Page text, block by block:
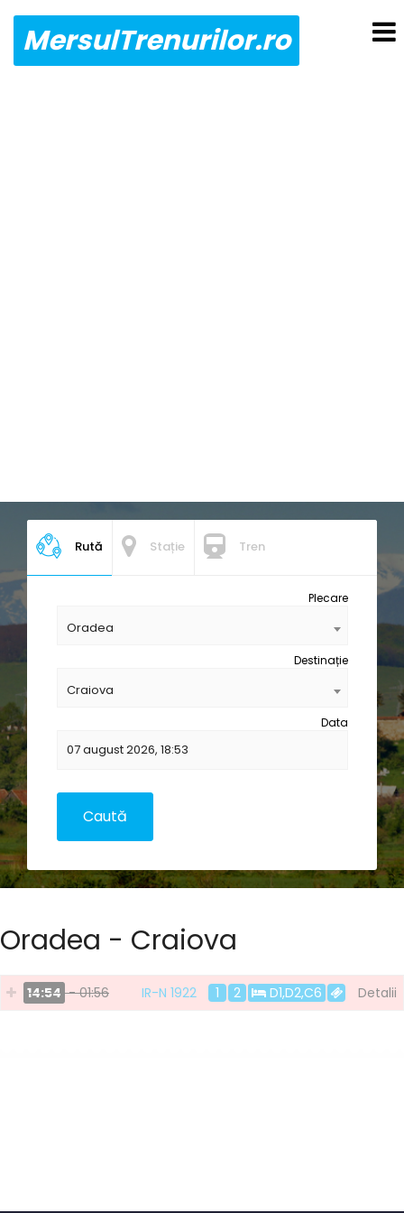
MersulTrenurilor.ro
Rută Stație Tren
Plecare
Oradea
Destinație
Craiova
Data
Oradea - Craiova
14:54 - 01:56 IR-N 1922 1 2 D1,D2,C6 Detalii